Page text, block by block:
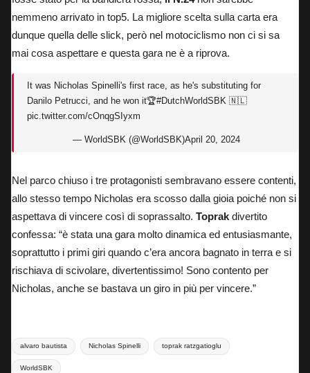
nemmeno arrivato in top5. La migliore scelta sulla carta era
dunque quella delle slick, però nel motociclismo non ci si sa
mai cosa aspettare e questa gara ne è a riprova.
It was Nicholas Spinelli's first race, as he's substituting for
Danilo Petrucci, and he won it🏆#DutchWorldSBK 🇳🇱
pic.twitter.com/cOnqgSIyxm
— WorldSBK (@WorldSBK)April 20, 2024
Nel parco chiuso i tre protagonisti sembravano essere contenti,
allo stesso tempo Nicholas era scosso dalla gioia poiché non si
aspettava di vincere così di soprassalto. Toprak divertito
confessa: “è stata una gara molto dinamica ed entusiasmante,
soprattutto i primi giri quando c’era ancora bagnato in terra e si
rischiava di scivolare, divertentissimo! Sono contento per
Nicholas, anche se bastava un giro in più per vincere.”
Tags:
alvaro bautista Nicholas Spinelli toprak ratzgatioglu
WorldSBK